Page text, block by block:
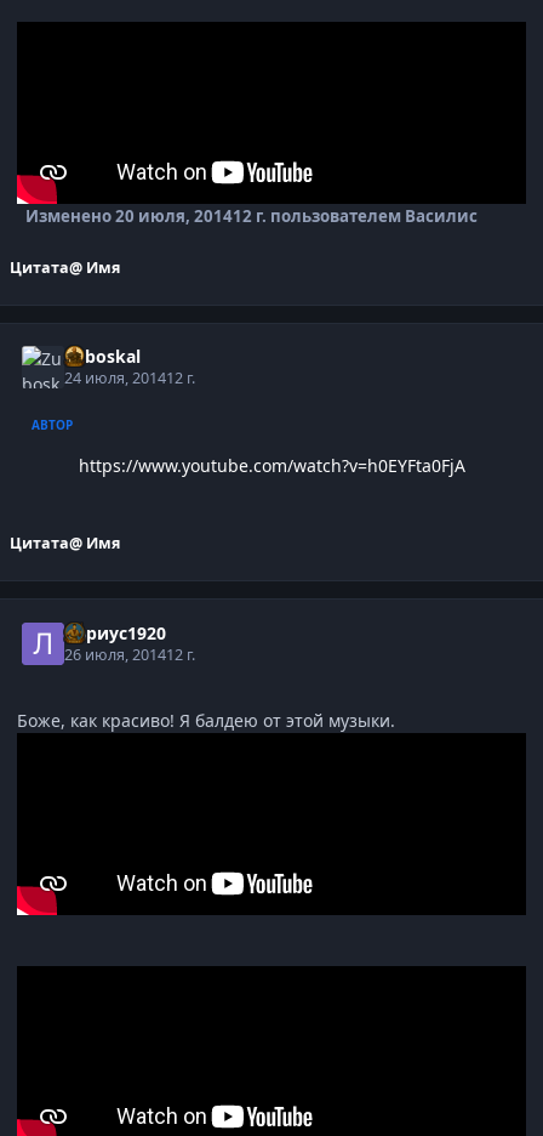
Изменено20 июля, 201412 г. пользователем Василис
Цитата@ Имя
Zuboskal
24 июля, 201412 г.
АВТОР
https://www.youtube.com/watch?v=h0EYFta0FjA
Цитата@ Имя
Лариус1920
26 июля, 201412 г.
Боже, как красиво! Я балдею от этой музыки.